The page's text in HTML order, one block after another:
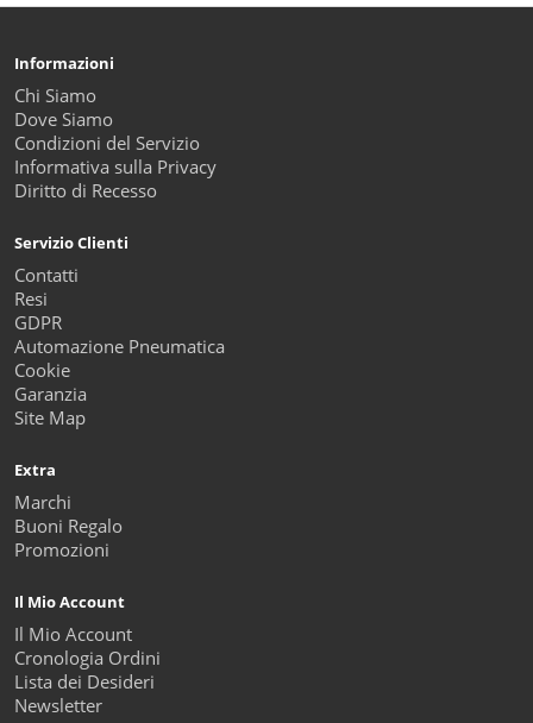
Informazioni
Chi Siamo
Dove Siamo
Condizioni del Servizio
Informativa sulla Privacy
Diritto di Recesso
Servizio Clienti
Contatti
Resi
GDPR
Automazione Pneumatica
Cookie
Garanzia
Site Map
Extra
Marchi
Buoni Regalo
Promozioni
Il Mio Account
Il Mio Account
Cronologia Ordini
Lista dei Desideri
Newsletter